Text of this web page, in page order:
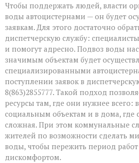
Чтобы поддержать людей, власти
воды автоцистернами — он будет
заявкам. Для этого достаточно
диспетчерскую службу:
и помогут адресно. Подвоз воды
значимым объектам будет
специализированными
поступлении заявок в
8(863)2855777. Такой подход
ресурсы там, где они нужнее всего:
социальным объектам и в дома, где
сложная. При этом коммунальные
жителей по возможности сделать
воды, чтобы пережить период
дискомфортом.